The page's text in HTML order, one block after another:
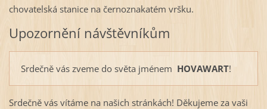
chovatelská stanice na černoznakatém vršku.
Upozornění návštěvníkům
Srdečně vás zveme do světa jménem HOVAWART!
Srdečně vás vítáme na našich stránkách! Děkujeme za vaši